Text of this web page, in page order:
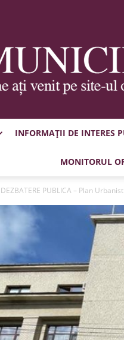
INFORMAȚII DE INTERES
MONITORUL
PUBLICA – Plan